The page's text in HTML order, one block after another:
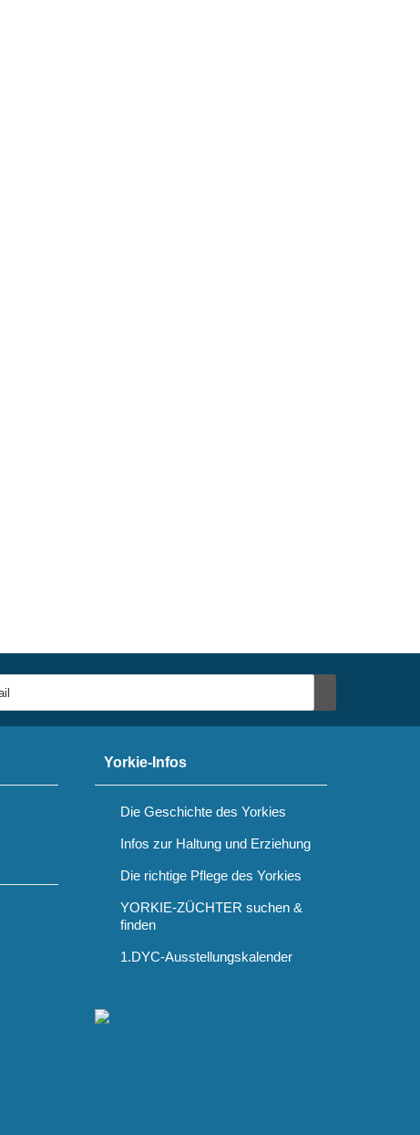
Yorkie-Infos
Die Geschichte des Yorkies
Infos zur Haltung und Erziehung
Die richtige Pflege des Yorkies
YORKIE-ZÜCHTER suchen &
finden
1.DYC-Ausstellungskalender